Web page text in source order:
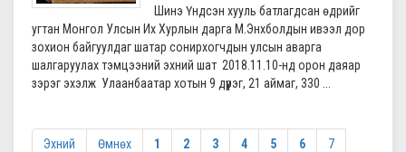
Шинэ Үндсэн хууль батлагдсан өдрийг
угтан Монгол Улсын Их Хурлын дарга М.Энхболдын ивээл дор
зохион байгуулдаг шатар сонирхогчдын улсын аварга
шалгаруулах тэмцээний эхний шат 2018.11.10-нд орон даяар
зэрэг эхэлж Улаанбаатар хотын 9 дүүрэг, 21 аймаг, 330 ...
Эхний Өмнөх 1 2 3 4 5 6 7